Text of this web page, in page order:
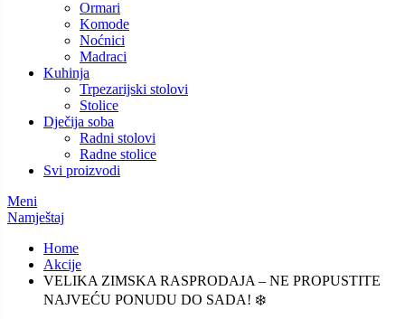
Ormari
Komode
Noćnici
Madraci
Kuhinja
Trpezarijski stolovi
Stolice
Dječija soba
Radni stolovi
Radne stolice
Svi proizvodi
Meni
Namještaj
Home
Akcije
VELIKA ZIMSKA RASPRODAJA – NE PROPUSTITE
NAJVEĆU PONUDU DO SADA! ❄️